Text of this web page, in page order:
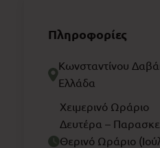
Πληροφορίες
Κωνσταντίνου
Ελλάδα
Χειμερινό Ωράριο
Δευτέρα –
Θερινό Ωράριο